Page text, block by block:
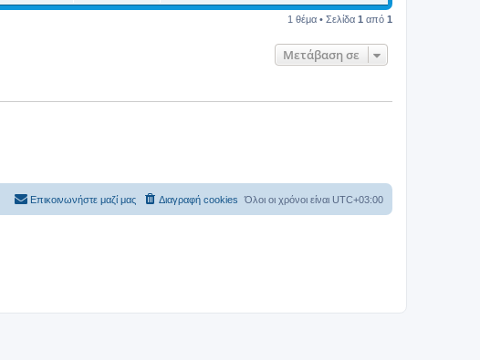
1 θέμα • Σελίδα 1 από 1
Μετάβαση σε
Όλοι οι χρόνοι είναι UTC+03:00
Διαγραφή cookies
Επικοινωνήστε μαζί μας